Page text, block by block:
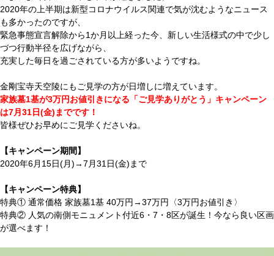
2020年の上半期は新型コロナウイルス関連で気が沈むようなニュース
も多かったのですが、
緊急事態宣言解除から1か月以上経った今、新しい生活様式の中で少し
づつ行動半径を広げながら、
充実した毎日を過ごされている方が多いようですね。
金剛宝寺天空陵にもご見学の方が日増しに増えています。
家族墓1基が3万円お値引きになる「ご見学ありがとう」キャンペーン
は7月31日(金)までです！
皆様ぜひお早めにご見学くださいね。
【キャンペーン期間】
2020年6月15日(月)→7月31日(金)まで
【キャンペーン特典】
特典① 通常価格 家族墓1基 40万円→37万円〈3万円お値引き〉
特典② 人気の南側モニュメント付近6・7・8区が誕生！今なら良い区画
が選べます！